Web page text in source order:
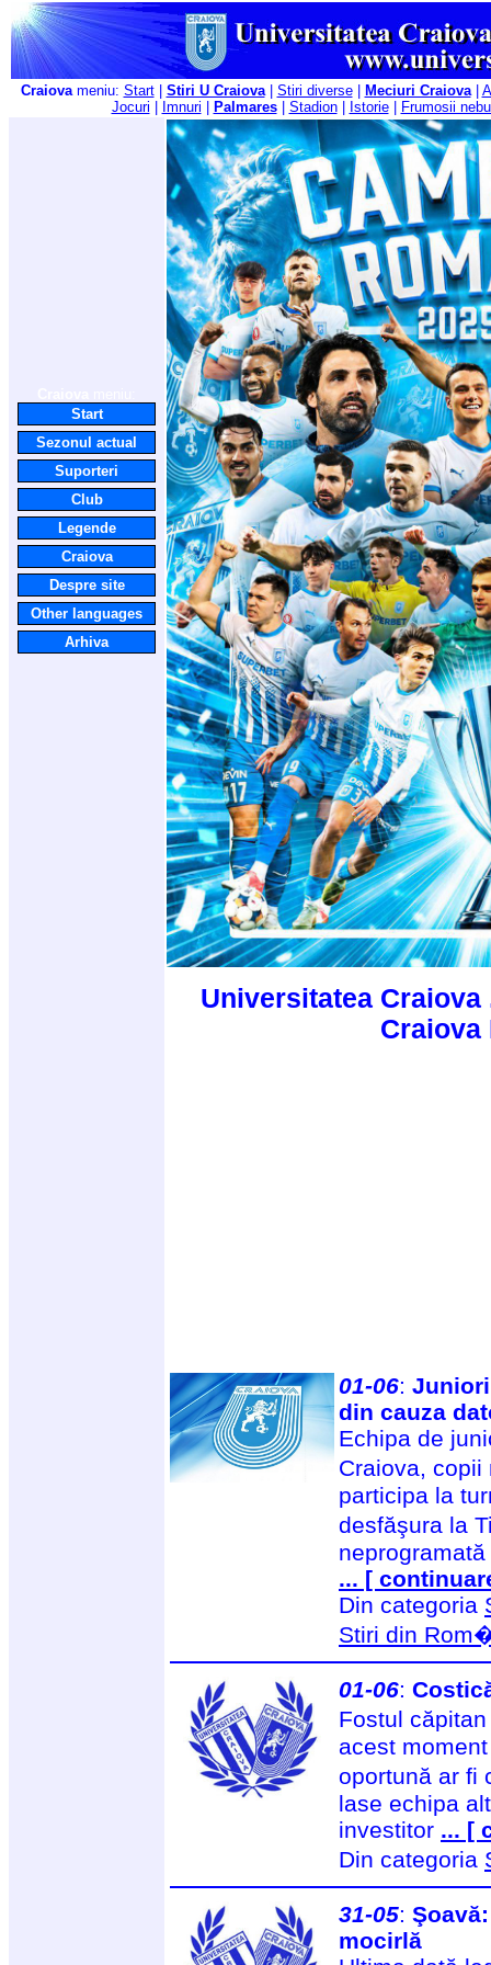
Craiovameniu: Start| Stiri U Craiova| Stiri diverse| Meciuri Craiova|
Jocuri
Imnuri Palmares| Stadion| Istorie| Frumosii
Start
Sezonul actual
Suporteri
Club
Legende
Craiova
Despre site
Other languages
Arhiva
Universitatea
Craiova
01-06:
din cauza
Echipa de
Craiova,
participa la
desfăşura la
... [
Din categoria
Stiri din
01-06:
Fostul
acest
oportună ar fi
lase echipa
investitor ... [
Din categoria
31-05:
mocirlă